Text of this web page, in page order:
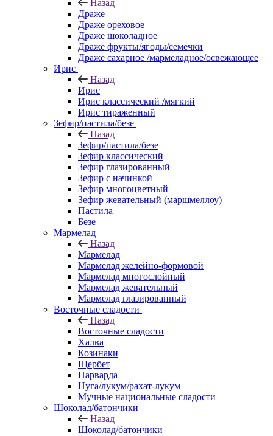
Назад
Драже
Драже ореховое
Драже шоколадное
Драже фрукты/ягоды/семечки
Драже сахарное /мармеладное/освежающее
Ирис
Назад
Ирис
Ирис классический /мягкий
Ирис тираженный
Зефир/пастила/безе
Назад
Зефир/пастила/безе
Зефир классический
Зефир глазированный
Зефир с начинкой
Зефир многоцветный
Зефир жевательный (маршмеллоу)
Пастила
Безе
Мармелад
Назад
Мармелад
Мармелад желейно-формовой
Мармелад многослойный
Мармелад жевательный
Мармелад глазированный
Восточные сладости
Назад
Восточные сладости
Халва
Козинаки
Щербет
Парварда
Нуга/лукум/рахат-лукум
Мучные национальные сладости
Шоколад/батончики
Назад
Шоколад/батончики